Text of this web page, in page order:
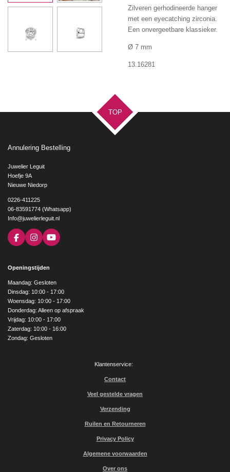
Zilveren gerhodineerde hanger
met een eyecatching zirconia.
Een onvergeetbare klassieker.
Ø 7 mm
13.16281
TOP
Annulering Bestelling
Juwelier Leguit
Hoefje 9A
Nieuwe Niedorp
0226-411225
06-83591774 (Whatsapp)
Info@juwelierleguit.nl
F
a
b
o
k
I
n
a
g
r
a
m
Y
o
e
Openingstijden
Maandag: Gesloten
Dinsdag: 10:00 - 17:00
Woensdag: 10:00 - 17:00
Donderdag: Alleen op afspraak
Vrijdag: 10:00 - 17:00
Zaterdag: 10:00 - 16:00
Zondag: Gesloten
Klantenservice:
Contact
Veel gestelde vragen
Verzending
Ruilen en Retourneren
Privacy Policy
Algemene voorwaarden
Over ons